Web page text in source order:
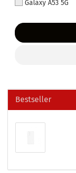
Galaxy A53 5G
Bestseller